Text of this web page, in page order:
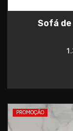
Sofá
PROMOÇÃO